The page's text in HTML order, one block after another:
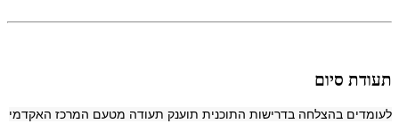
תעודת סיום
לעומדים בהצלחה בדרישות התוכנית תוענק תעודה מטעם המרכז האקדמי